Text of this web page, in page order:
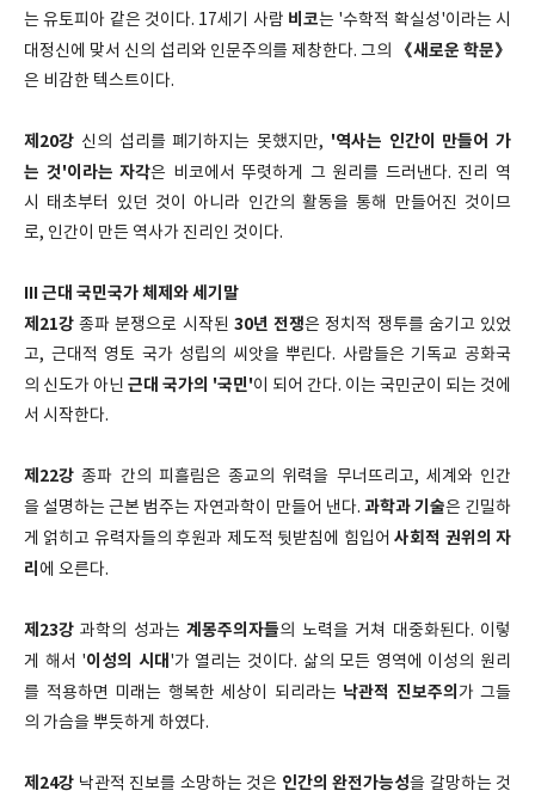
는 유토피아 같은 것이다. 17세기 사람 비코는 '수학적 확실성'이라는 시
대정신에 맞서 신의 섭리와 인문주의를 제창한다. 그의
《새로운 학문》
은 비감한 텍스트이다.
제20강 신의 섭리를 폐기하지는 못했지만, '역사는 인간이 만들어 가
는 것'이라는 자각은 비코에서 뚜렷하게 그 원리를 드러낸다. 진리 역
시 태초부터 있던 것이 아니라 인간의 활동을 통해 만들어진 것이므
로, 인간이 만든 역사가 진리인 것이다.
III 근대 국민국가 체제와 세기말
제21강 종파 분쟁으로 시작된 30년 전쟁은 정치적 쟁투를 숨기고 있었
고, 근대적 영토 국가 성립의 씨앗을 뿌린다. 사람들은 기독교 공화국
의 신도가 아닌 근대 국가의 '국민'이 되어 간다. 이는 국민군이 되는 것에
서 시작한다.
제22강 종파 간의 피흘림은 종교의 위력을 무너뜨리고, 세계와 인간
을 설명하는 근본 범주는 자연과학이 만들어 낸다. 과학과 기술은 긴밀하
게 얽히고 유력자들의 후원과 제도적 뒷받침에 힘입어사회적 권위의 자
리 에 오른다.
제23강 과학의 성과는계몽주의자들의 노력을 거쳐 대중화된다. 이렇
게 해서 '이성의 시대 '가 열리는 것이다. 삶의 모든 영역에 이성의 원리
를 적용하면 미래는 행복한 세상이 되리라는 낙관적 진보주의 가 그들
의 가슴을 뿌듯하게 하였다.
제24강 낙관적 진보를 소망하는 것은 인간의 완전가능성을 갈망하는 것